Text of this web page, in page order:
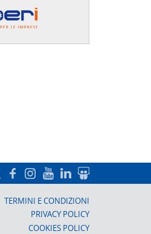
TERMINI E CONDIZIONI
PRIVACY POLICY
COOKIES POLICY